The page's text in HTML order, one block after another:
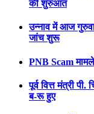
की शुरुआत
उन्नाव में आज
जांच शुरू
PNB Scam
पूर्व वित्त मंत्री
ब-रू हुए